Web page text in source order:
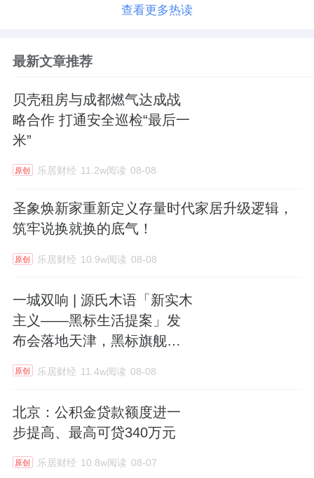
查看更多热读
最新文章推荐
贝壳租房与成都燃气达成战
略合作 打通安全巡检“最后一
米”
原创 乐居财经 11.2w阅读 08-08
圣象焕新家重新定义存量时代家居升级逻辑，
筑牢说换就换的底气！
原创 乐居财经 10.9w阅读 08-08
一城双响 | 源氏木语「新实木
主义——黑标生活提案」发
布会落地天津，黑标旗舰店
盛大启幕
原创 乐居财经 11.4w阅读 08-08
北京：公积金贷款额度进一
步提高、最高可贷340万元
原创 乐居财经 10.8w阅读 08-07